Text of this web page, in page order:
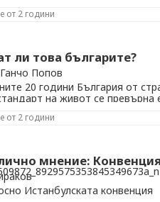
от 2 години
ли това българите?
Попов
20 години България от
на живот се превърна
всичко положително в
от 2 години
мнение:
Истанбулската конвенция